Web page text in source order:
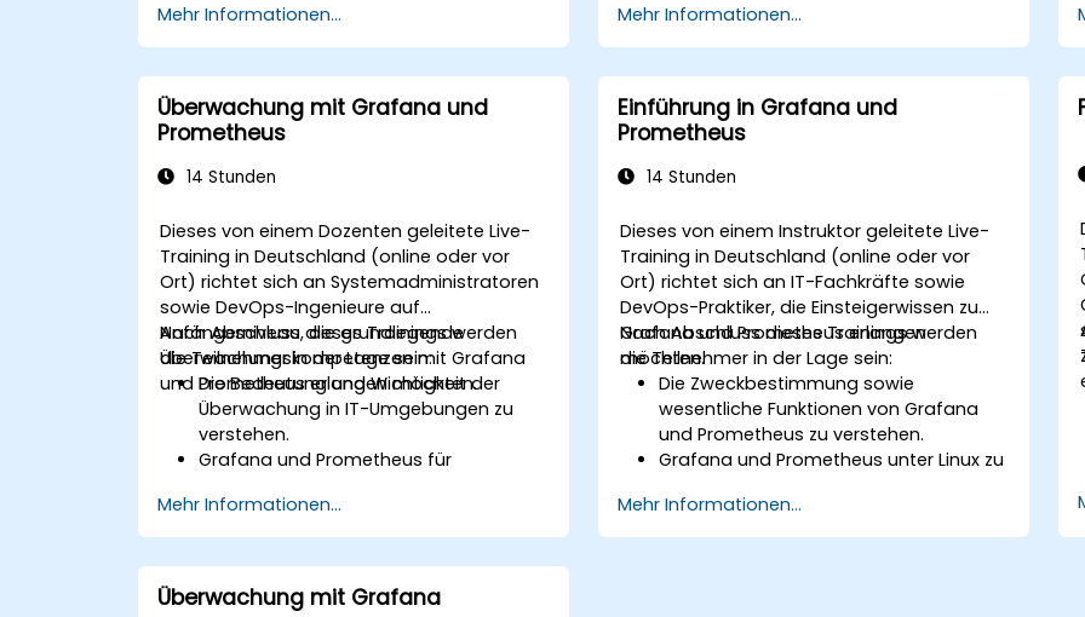
Automatisierte Reaktionen auf Alarme
einzurichten, um Probleme schneller zu
lösen.
Grafana zur effektiven Visualisierung
und Verwaltung von Alarmen zu nutzen.
Mehr Informationen...
einzurichten.
Grafana so zu konfigurieren, dass
Metriken von Cloud-Diensten
dargestellt werden können.
Cloud-native Tools und Integrationen
zur Skalierung des Monitorings effektiv
nutzen.
Mehr Informationen...
Überwachung mit Grafana und
Prometheus
14 Stunden
Dieses von einem Dozenten geleitete Live-
Training in Deutschland (online oder vor
Ort) richtet sich an Systemadministratoren
sowie DevOps-Ingenieure auf
Anfängerniveau, die grundlegende
Überwachungskompetenzen mit Grafana
und Prometheus erlangen möchten.
Nach Abschluss dieses Trainings werden
die Teilnehmer in der Lage sein:
Die Bedeutung und Wichtigkeit der
Überwachung in IT-Umgebungen zu
verstehen.
Grafana und Prometheus für
Überwachungsaufgaben zu installieren
und zu konfigurieren.
Einfache Dashboards sowie
Benachrichtigungen zur Visualisierung
der Systemleistung zu erstellen.
Mehr Informationen...
Einführung in Grafana und
Prometheus
14 Stunden
Dieses von einem Instruktor geleitete Live-
Training in Deutschland (online oder vor
Ort) richtet sich an IT-Fachkräfte sowie
DevOps-Praktiker, die Einsteigerwissen zu
Grafana und Prometheus erlangen
möchten.
Nach Abschluss dieses Trainings werden
die Teilnehmer in der Lage sein:
Die Zweckbestimmung sowie
wesentliche Funktionen von Grafana
und Prometheus zu verstehen.
Grafana und Prometheus unter Linux zu
Grundlegende Datenquellen sowie
Dashboards in Grafana zu
Mehr Informationen...
Überwachung mit Grafana